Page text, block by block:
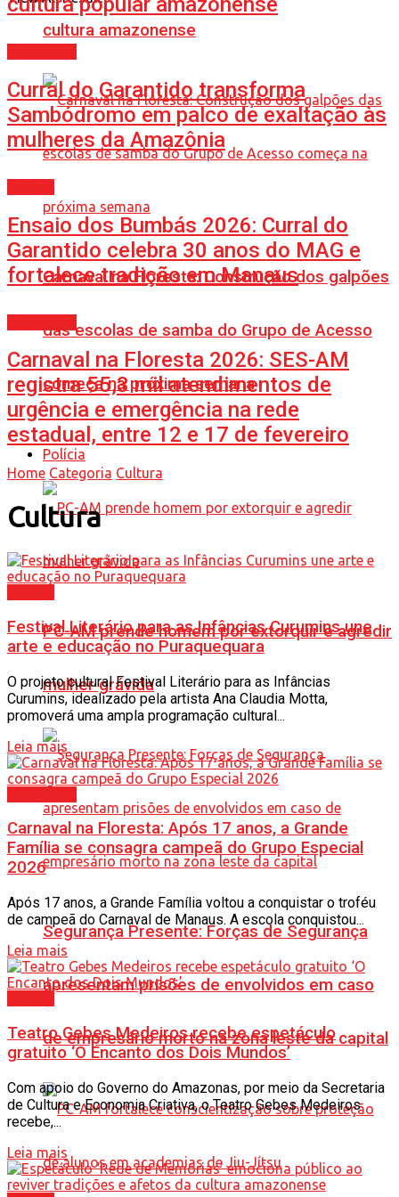
cultura amazonense
Carnaval na Floresta: Construção dos galpões
das escolas de samba do Grupo de Acesso
começa na próxima semana
Polícia
PC-AM prende homem por extorquir e agredir
mulher grávida
Segurança Presente: Forças de Segurança
apresentam prisões de envolvidos em caso
de empresário morto na zona leste da capital
Curral do Garantido transforma
Sambódromo em palco de exaltação às
mulheres da Amazônia
Ensaio dos Bumbás 2026: Curral do
Garantido celebra 30 anos do MAG e
fortalece tradição em Manaus
Carnaval na Floresta 2026: SES-AM
registra 55,3 mil atendimentos de
urgência e emergência na rede
estadual, entre 12 e 17 de fevereiro
Home Categoria Cultura
Cultura
Festival Literário para as Infâncias Curumins une
arte e educação no Puraquequara
O projeto cultural Festival Literário para as Infâncias
Curumins, idealizado pela artista Ana Claudia Motta,
promoverá uma ampla programação cultural...
Leia mais
Carnaval na Floresta: Após 17 anos, a Grande
Família se consagra campeã do Grupo Especial
2026
Após 17 anos, a Grande Família voltou a conquistar o troféu
de campeã do Carnaval de Manaus. A escola conquistou...
Leia mais
Teatro Gebes Medeiros recebe espetáculo
gratuito ‘O Encanto dos Dois Mundos’
Com apoio do Governo do Amazonas, por meio da Secretaria
de Cultura e Economia Criativa, o Teatro Gebes Medeiros
recebe,...
Leia mais